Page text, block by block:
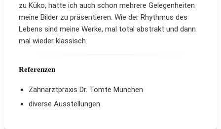
zu Küko, hatte ich auch schon mehrere Gelegenheiten
meine Bilder zu präsentieren. Wie der Rhythmus des
Lebens sind meine Werke, mal total abstrakt und dann
mal wieder klassisch.
Referenzen
Zahnarztpraxis Dr. Tomte München
diverse Ausstellungen